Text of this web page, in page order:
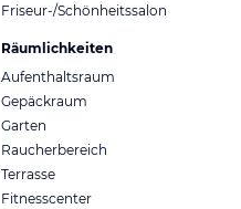
Friseur-/Schönheitssalon
Räumlichkeiten
Aufenthaltsraum
Gepäckraum
Garten
Raucherbereich
Terrasse
Fitnesscenter